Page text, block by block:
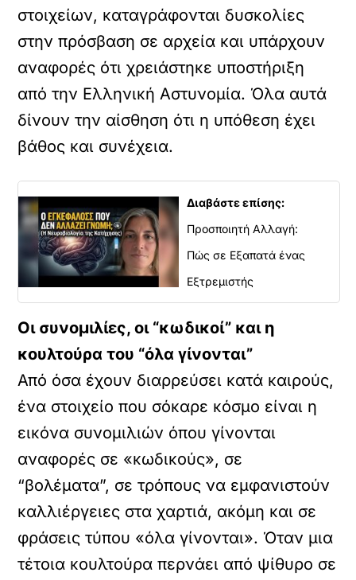
στοιχείων, καταγράφονται δυσκολίες
στην πρόσβαση σε αρχεία και υπάρχουν
αναφορές ότι χρειάστηκε υποστήριξη
από την Ελληνική Αστυνομία. Όλα αυτά
δίνουν την αίσθηση ότι η υπόθεση έχει
βάθος και συνέχεια.
Διαβάστε επίσης:
Προσποιητή Αλλαγή:
Πώς σε Εξαπατά ένας
Εξτρεμιστής
Οι συνομιλίες, οι “κωδικοί” και η
κουλτούρα του “όλα γίνονται”
Από όσα έχουν διαρρεύσει κατά καιρούς,
ένα στοιχείο που σόκαρε κόσμο είναι η
εικόνα συνομιλιών όπου γίνονται
αναφορές σε «κωδικούς», σε
“βολέματα”, σε τρόπους να εμφανιστούν
καλλιέργειες στα χαρτιά, ακόμη και σε
φράσεις τύπου «όλα γίνονται». Όταν μια
τέτοια κουλτούρα περνάει από ψίθυρο σε